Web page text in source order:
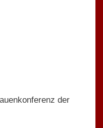
der